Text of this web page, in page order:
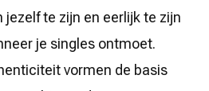
jezelf te zijn en eerlijk te zijn
je singles ontmoet.
vormen de basis